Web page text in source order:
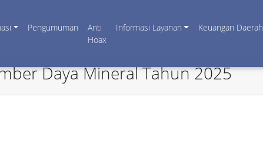
Pengumuman
Anti
Hoax
Informasi Layanan Keuangan Daerah
Daya Mineral Tahun 2025